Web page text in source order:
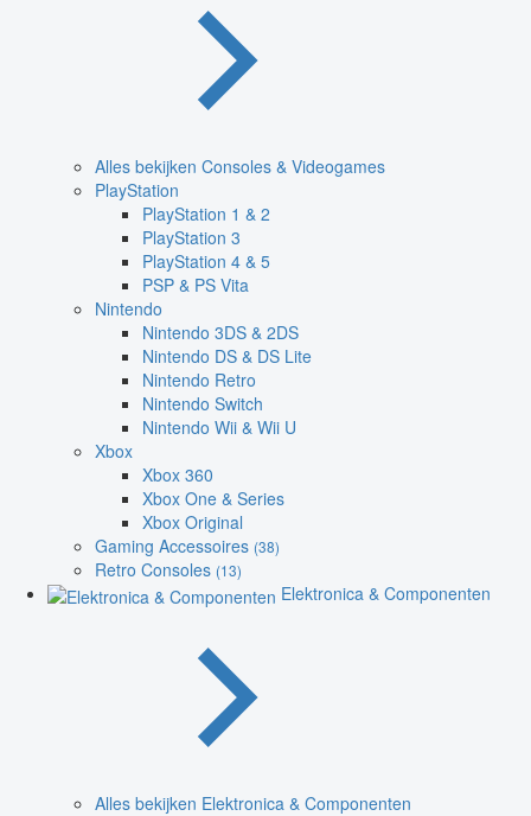
Alles bekijken Consoles & Videogames
PlayStation
PlayStation 1 & 2
PlayStation 3
PlayStation 4 & 5
PSP & PS Vita
Nintendo
Nintendo 3DS & 2DS
Nintendo DS & DS Lite
Nintendo Retro
Nintendo Switch
Nintendo Wii & Wii U
Xbox
Xbox 360
Xbox One & Series
Xbox Original
Gaming Accessoires (38)
Retro Consoles (13)
Elektronica & Componenten
Alles bekijken Elektronica & Componenten